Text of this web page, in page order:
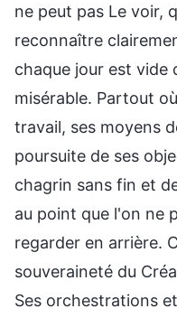
ne peut pas Le voir,
reconnaître
chaque jour est vide
misérable. Partout
travail, ses moyens
poursuite de ses
chagrin sans fin et
au point que l'on ne
regarder en arrière.
souveraineté du
Ses orchestrations